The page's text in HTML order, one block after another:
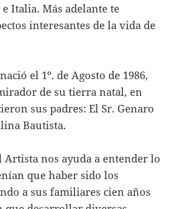
Italia. Más adelante te
interesantes de la vida de
el 1º. de Agosto de 1986,
de su tierra natal, en
sus padres: El Sr. Genaro
Bautista.
nos ayuda a entender lo
que haber sido los
a sus familiares cien años